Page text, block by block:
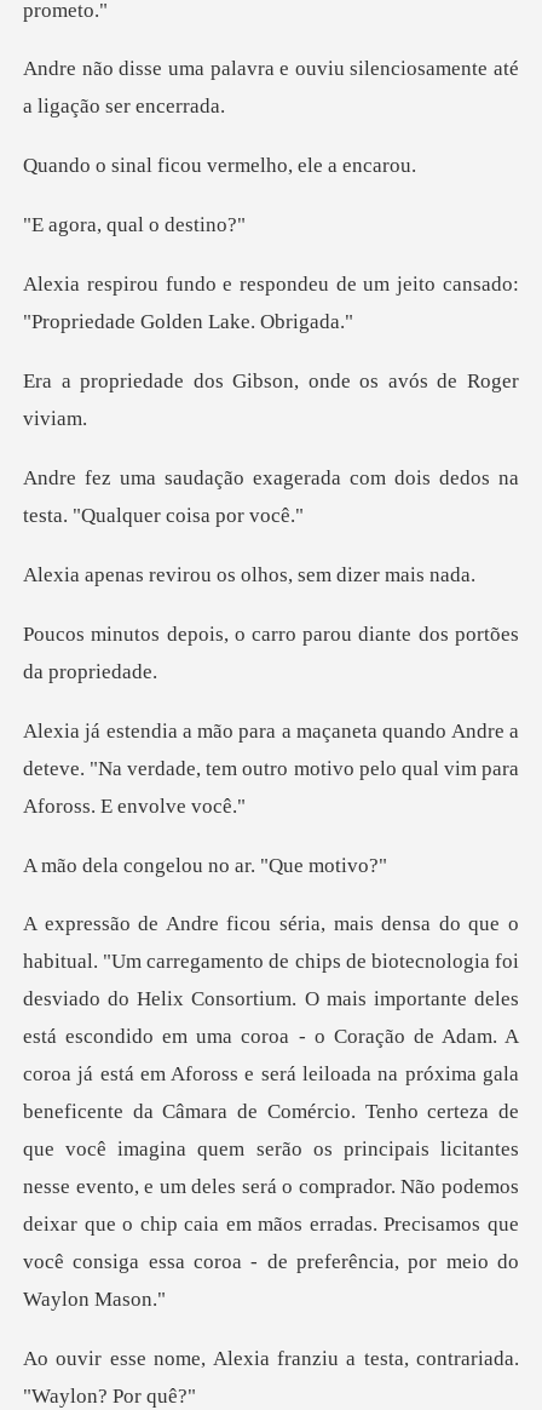
e ouviu silenciosamente at
ficou vermelho,
, qual o
deu de um jeito cansado:
"Prop
s Gibson, onde os av
rada com dois dedos na
testa
irou os olhos, se
carro parou diante dos
o Andre a
deteve. "Na verdade, tem outro motiv
ngelou no ar.
a coroa - o Coração de Adam. A
coroa já está em Afoross e será leiloada na próxima gala
beneficente da Câmara de Comércio. Tenho certeza de
que você imagina quem serão os principais lic
a franziu a testa, contra